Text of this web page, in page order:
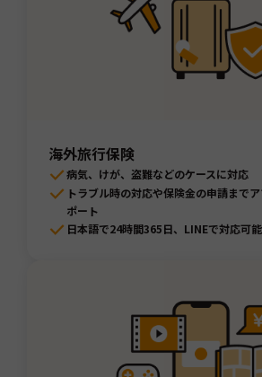
海外旅行保険
病気、けが、盗難などのケースに対応
トラブル時の対応や保険金の申請まで
ポート
日本語で24時間365日、LINEで対応可能